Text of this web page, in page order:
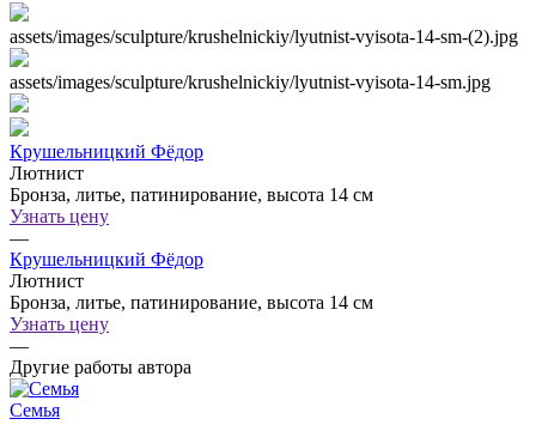
assets/images/sculpture/krushelnickiy/lyutnist-vyisota-14-sm-(2).jpg
assets/images/sculpture/krushelnickiy/lyutnist-vyisota-14-sm.jpg
Крушельницкий Фёдор
Лютнист
Бронза, литье, патинирование, высота 14 см
Узнать цену
—
Крушельницкий Фёдор
Лютнист
Бронза, литье, патинирование, высота 14 см
Узнать цену
—
Другие работы автора
Семья